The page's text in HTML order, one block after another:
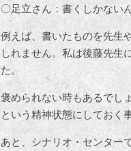
〇足立さん：書くしかない
例えば、書いたものを先生
しれません。私は後藤先生
た。
褒められない時もあるでし
という精神状態にしておく
あと、シナリオ・センター